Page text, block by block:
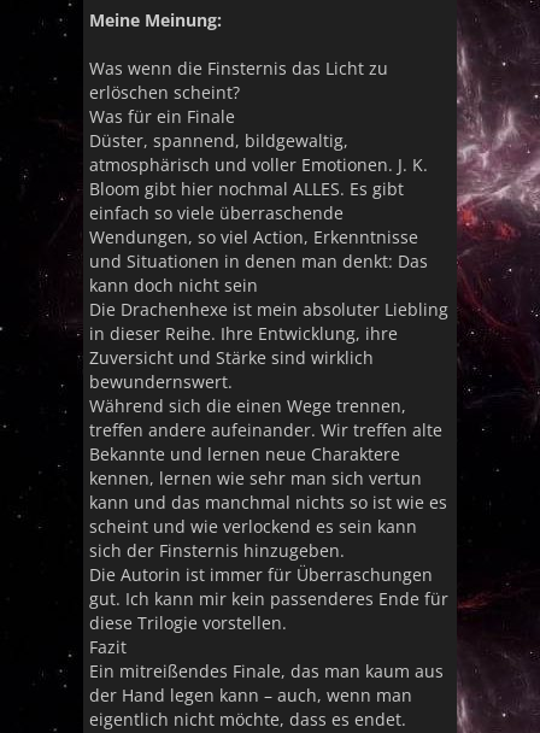
Meine Meinung:
Was wenn die Finsternis das Licht zu
erlöschen scheint?
Was für ein Finale
Düster, spannend, bildgewaltig,
atmosphärisch und voller Emotionen. J. K.
Bloom gibt hier nochmal ALLES. Es gibt
einfach so viele überraschende
Wendungen, so viel Action, Erkenntnisse
und Situationen in denen man denkt: Das
kann doch nicht sein
Die Drachenhexe ist mein absoluter Liebling
in dieser Reihe. Ihre Entwicklung, ihre
Zuversicht und Stärke sind wirklich
bewundernswert.
Während sich die einen Wege trennen,
treffen andere aufeinander. Wir treffen alte
Bekannte und lernen neue Charaktere
kennen, lernen wie sehr man sich vertun
kann und das manchmal nichts so ist wie es
scheint und wie verlockend es sein kann
sich der Finsternis hinzugeben.
Die Autorin ist immer für Überraschungen
gut. Ich kann mir kein passenderes Ende für
diese Trilogie vorstellen.
Fazit
Ein mitreißendes Finale, das man kaum aus
der Hand legen kann – auch, wenn man
eigentlich nicht möchte, dass es endet.